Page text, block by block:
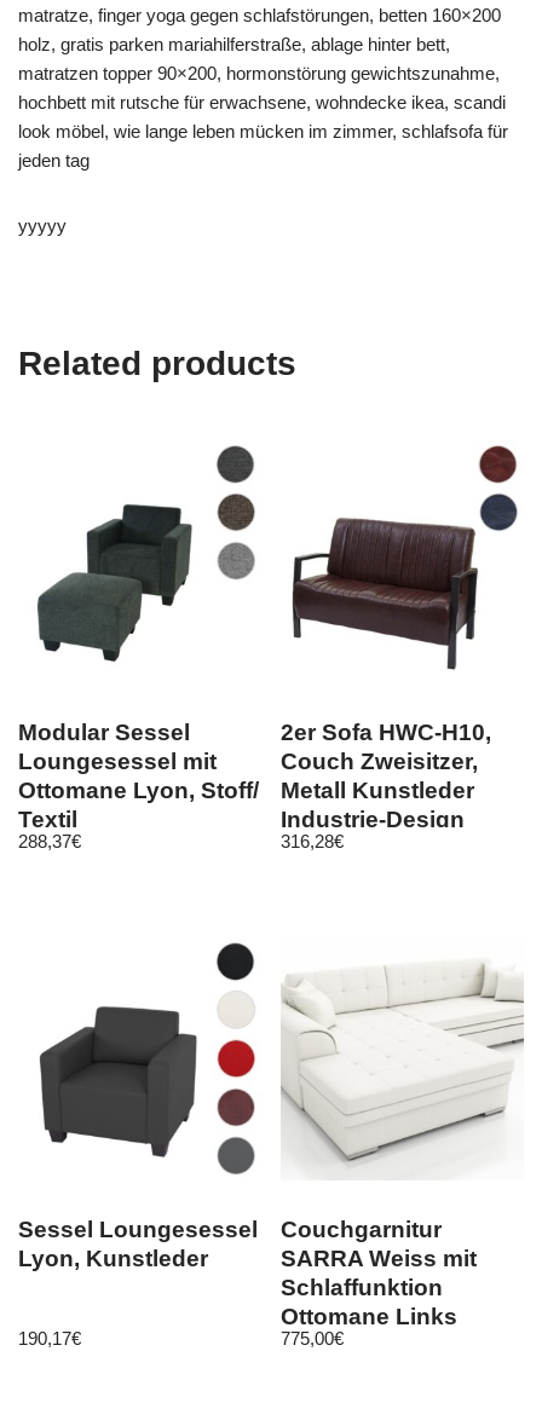
matratze, finger yoga gegen schlafstörungen, betten 160×200
holz, gratis parken mariahilferstraße, ablage hinter bett,
matratzen topper 90×200, hormonstörung gewichtszunahme,
hochbett mit rutsche für erwachsene, wohndecke ikea, scandi
look möbel, wie lange leben mücken im zimmer, schlafsofa für
jeden tag
yyyyy
Related products
Modular Sessel
Loungesessel mit
Ottomane Lyon, Stoff/
Textil
288,37€
2er Sofa HWC-H10,
Couch Zweisitzer,
Metall Kunstleder
Industrie-Design
316,28€
Sessel Loungesessel
Lyon, Kunstleder
190,17€
Couchgarnitur
SARRA Weiss mit
Schlaffunktion
Ottomane Links
775,00€